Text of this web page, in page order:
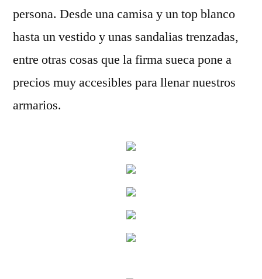
persona. Desde una camisa y un top blanco
hasta un vestido y unas sandalias trenzadas,
entre otras cosas que la firma sueca pone a
precios muy accesibles para llenar nuestros
armarios.